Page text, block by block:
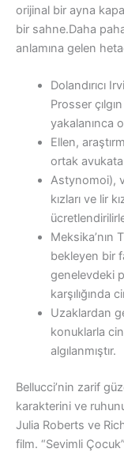
orijinal bir ayna
bir sahne.Daha
anlamına gelen
Dolandırıcı
Prosser
yakalanınca
Ellen,
ortak avukata
Astynomoi),
kızları ve lir
Meksika’nın
bekleyen bir
genelevdeki
karşılığında
Uzaklardan
konuklarla
algılanmıştır.
Bellucci’nin zarif
karakterini ve
Julia Roberts ve
film. “Sevimli